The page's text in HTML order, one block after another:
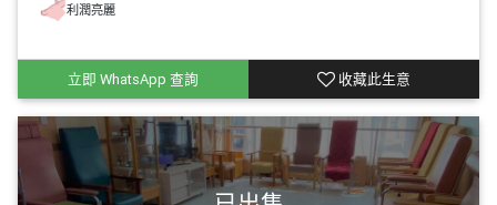
利潤亮麗
立即 WhatsApp 查詢 收藏此生意